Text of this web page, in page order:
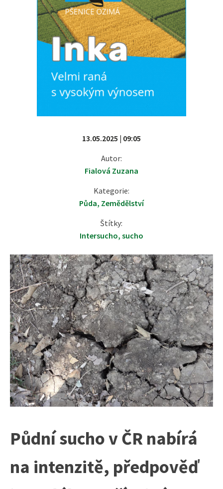
13.05.2025 | 09:05
Autor:
Fialová Zuzana
Kategorie:
Půda, Zemědělství
Štítky:
Intersucho, sucho
Půdní sucho v ČR nabírá
na intenzitě, předpověď